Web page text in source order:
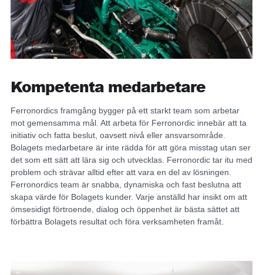
Kompetenta medarbetare
Ferronordics framgång bygger på ett starkt team som arbetar
mot gemensamma mål. Att arbeta för Ferronordic innebär att ta
initiativ och fatta beslut, oavsett nivå eller ansvarsområde.
Bolagets medarbetare är inte rädda för att göra misstag utan ser
det som ett sätt att lära sig och utvecklas. Ferronordic tar itu med
problem och strävar alltid efter att vara en del av lösningen.
Ferronordics team är snabba, dynamiska och fast beslutna att
skapa värde för Bolagets kunder. Varje anställd har insikt om att
ömsesidigt förtroende, dialog och öppenhet är bästa sättet att
förbättra Bolagets resultat och föra verksamheten framåt.